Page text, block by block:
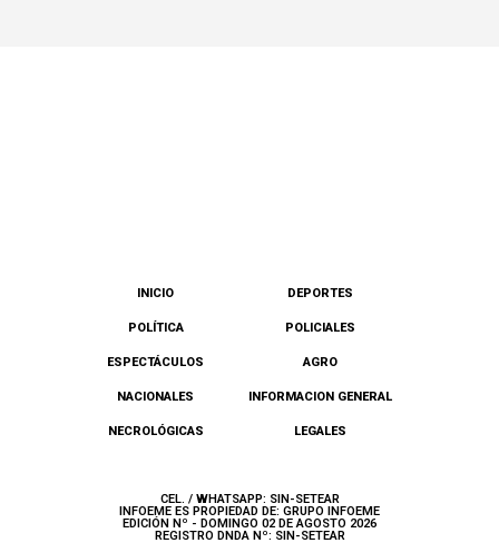
INICIO DEPORTES
POLÍTICA POLICIALES
ESPECTÁCULOS AGRO
NACIONALES INFORMACION GENERAL
NECROLÓGICAS LEGALES
CEL. / WHATSAPP: SIN-SETEAR
INFOEME ES PROPIEDAD DE: GRUPO INFOEME
EDICIÓN Nº - DOMINGO 02 DE AGOSTO 2026
REGISTRO DNDA Nº: SIN-SETEAR